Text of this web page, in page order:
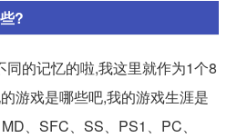
?
的记忆的啦,我这里就作为1个8
游戏是哪些吧,我的游戏生涯是
、SFC、SS、PS1、PC、